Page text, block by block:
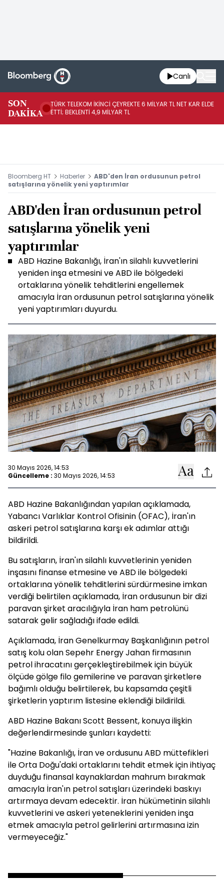
Canlı
SON
DAKİKA
TÜRK TELEKOM İKİNCİ ÇEYREKTE 6 MİLYAR TL NET KAR ELDE
ETTİ; BEKLENTİ 4,9 MİLYAR TL
Bloomberg HT Haberler
ABD'den İran ordusunun petrol
satışlarına yönelik yeni yaptırımlar
ABD'den İran ordusunun petrol
satışlarına yönelik yeni
yaptırımlar
ABD Hazine Bakanlığı, İran'ın silahlı kuvvetlerini
yeniden inşa etmesini ve ABD ile bölgedeki
ortaklarına yönelik tehditlerini engellemek
amacıyla İran ordusunun petrol satışlarına yönelik
yeni yaptırımları duyurdu.
30 Mayıs 2026, 14:53
Güncelleme : 30 Mayıs 2026, 14:53
ABD Hazine Bakanlığından yapılan açıklamada,
Yabancı Varlıklar Kontrol Ofisinin (OFAC), İran'ın
askeri petrol satışlarına karşı ek adımlar attığı
bildirildi.
Bu satışların, İran'ın silahlı kuvvetlerinin yeniden
inşasını finanse etmesine ve ABD ile bölgedeki
ortaklarına yönelik tehditlerini sürdürmesine imkan
verdiği belirtilen açıklamada, İran ordusunun bir dizi
paravan şirket aracılığıyla İran ham petrolünü
satarak gelir sağladığı ifade edildi.
Açıklamada, İran Genelkurmay Başkanlığının petrol
satış kolu olan Sepehr Energy Jahan firmasının
petrol ihracatını gerçekleştirebilmek için büyük
ölçüde gölge filo gemilerine ve paravan şirketlere
bağımlı olduğu belirtilerek, bu kapsamda çeşitli
şirketlerin yaptırım listesine eklendiği bildirildi.
ABD Hazine Bakanı Scott Bessent, konuya ilişkin
değerlendirmesinde şunları kaydetti:
"Hazine Bakanlığı, İran ve ordusunu ABD müttefikleri
ile Orta Doğu'daki ortaklarını tehdit etmek için ihtiyaç
duyduğu finansal kaynaklardan mahrum bırakmak
amacıyla İran'ın petrol satışları üzerindeki baskıyı
artırmaya devam edecektir. İran hükümetinin silahlı
kuvvetlerini ve askeri yeteneklerini yeniden inşa
etmek amacıyla petrol gelirlerini artırmasına izin
vermeyeceğiz."